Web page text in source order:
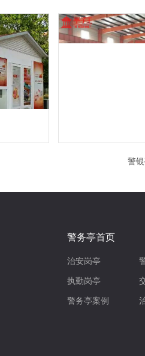
警银亭25
警务亭首页
治安岗亭
执勤岗亭
警务亭案例